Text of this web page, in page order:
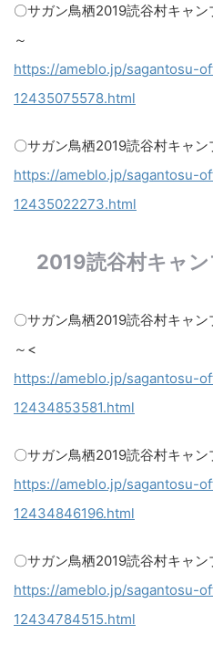
〇サガン鳥栖2019読谷村キャ
～​
https://ameblo.jp/sagantosu-
12435075578.html​
〇サガン鳥栖2019読谷村キャ
https://ameblo.jp/sagantosu-
12435022273.html​
2019読谷村キャ
〇サガン鳥栖2019読谷村キャ
～​<
https://ameblo.jp/sagantosu-
12434853581.html​
〇サガン鳥栖2019読谷村キャ
https://ameblo.jp/sagantosu-
12434846196.html
〇サガン鳥栖2019読谷村キャ
https://ameblo.jp/sagantosu-
12434784515.html